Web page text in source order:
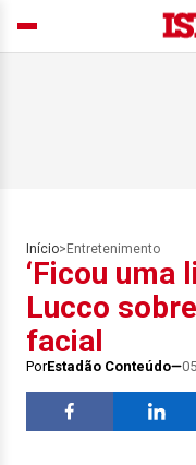
Início> Entretenimento
‘Ficou uma
Lucco
facial
PorEstadão Conteúdo